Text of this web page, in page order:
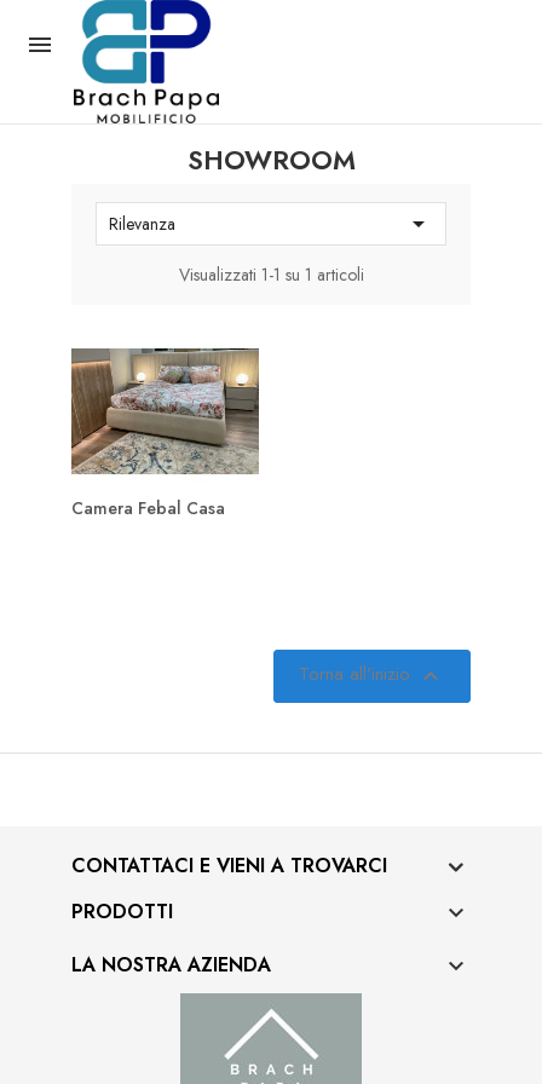

SHOWROOM
Rilevanza 
Visualizzati 1-1 su 1 articoli
Camera Febal Casa
Torna all'inizio 
CONTATTACI E VIENI A TROVARCI
PRODOTTI

LA NOSTRA AZIENDA 